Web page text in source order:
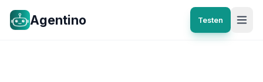
Agentino Testen